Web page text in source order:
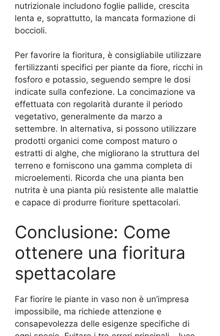
nutrizionale includono foglie pallide, crescita
lenta e, soprattutto, la mancata formazione di
boccioli.
Per favorire la fioritura, è consigliabile utilizzare
fertilizzanti specifici per piante da fiore, ricchi in
fosforo e potassio, seguendo sempre le dosi
indicate sulla confezione. La concimazione va
effettuata con regolarità durante il periodo
vegetativo, generalmente da marzo a
settembre. In alternativa, si possono utilizzare
prodotti organici come compost maturo o
estratti di alghe, che migliorano la struttura del
terreno e forniscono una gamma completa di
microelementi. Ricorda che una pianta ben
nutrita è una pianta più resistente alle malattie
e capace di produrre fioriture spettacolari.
Conclusione: Come
ottenere una fioritura
spettacolare
Far fiorire le piante in vaso non è un’impresa
impossibile, ma richiede attenzione e
consapevolezza delle esigenze specifiche di